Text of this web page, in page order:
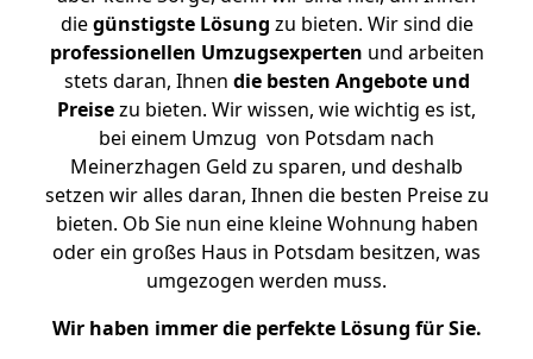
diegünstigste Lösung zu bieten. Wir sind die
professionellen Umzugsexperten und arbeiten
stets daran, Ihnen die besten Angebote und
Preisezu bieten. Wir wissen, wie wichtig es ist,
bei einem Umzug von Potsdam nach
Meinerzhagen Geld zu sparen, und deshalb
setzen wir alles daran, Ihnen die besten Preise zu
bieten. Ob Sie nun eine kleine Wohnung haben
oder ein großes Haus in Potsdam besitzen, was
umgezogen werden muss.
Wir haben immer die perfekte Lösung für Sie.